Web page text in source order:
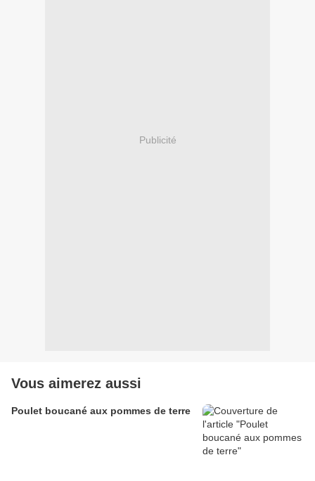
Publicité
Vous aimerez aussi
Poulet boucané aux pommes de terre